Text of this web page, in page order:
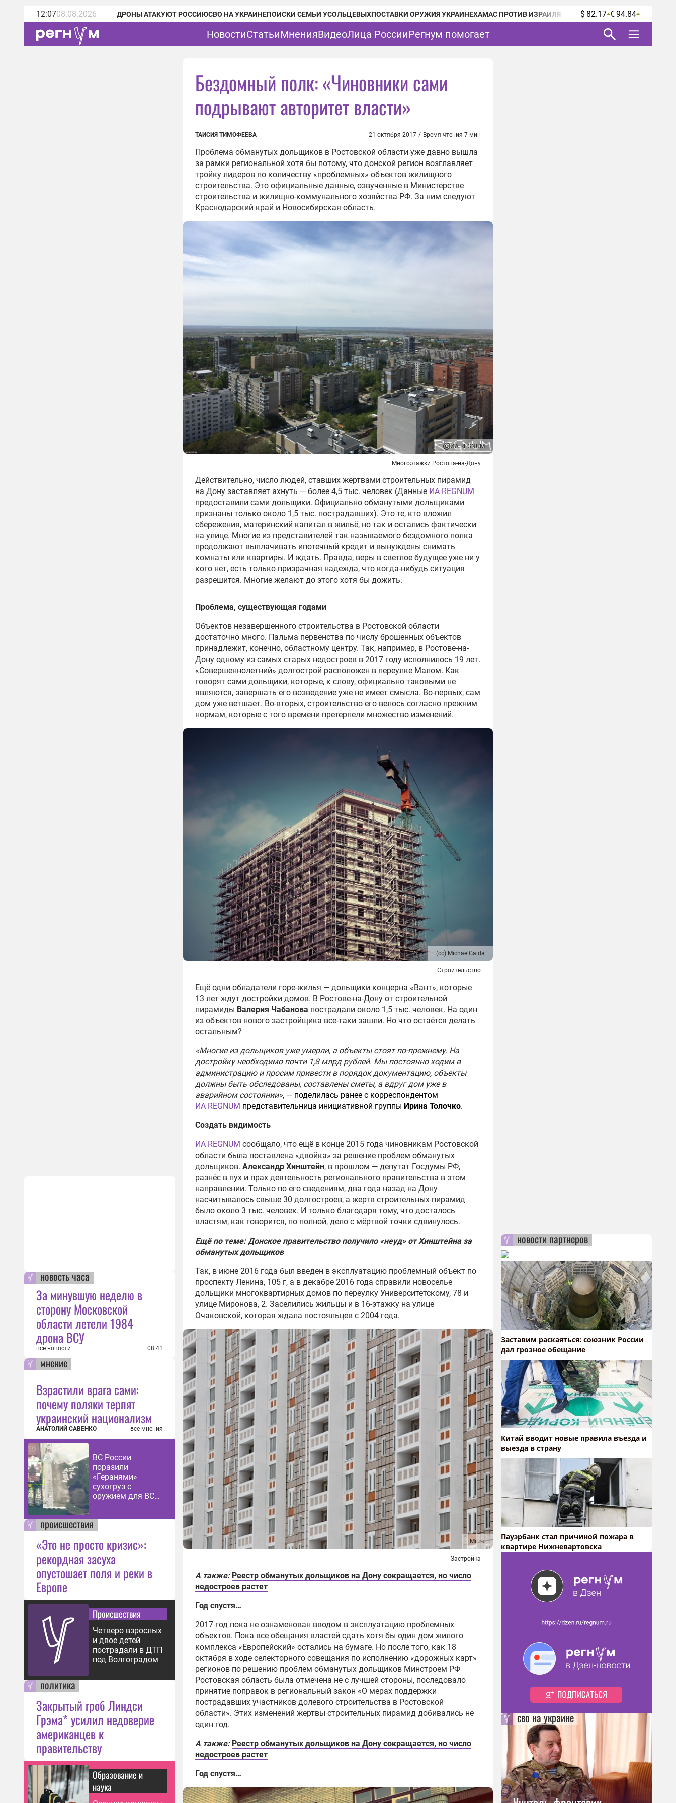
12:0708.08.2026 ДРОНЫ АТАКУЮТ РОССИЮСВО НА УКРАИНЕПОИСКИ СЕМЬИ УСОЛЬЦЕВЫХПОСТАВКИ ОРУЖИЯ УКРАИНЕХАМАС ПРОТИВ ИЗРАИЛЯ $ 82.17 € 94.84
НовостиСтатьиМненияВидеоЛица РоссииРегнум помогает
новость часа
За минувшую неделю в
сторону Московской
области летели 1984
дрона ВСУ
все новости 08:41
мнение
Взрастили врага сами:
почему поляки терпят
украинский национализм
АНАТОЛИЙ САВЕНКО все мнения
ВС России
поразили
«Геранями»
сухогруз с
оружием для ВСУ
происшествия
«Это не просто кризис»:
рекордная засуха
опустошает поля и реки в
Европе
Происшествия
Четверо взрослых
и двое детей
пострадали в ДТП
под Волгоградом
политика
Закрытый гроб Линдси
Грэма* усилил недоверие
американцев к
правительству
Образование и
наука
Бездомный полк: «Чиновники сами
подрывают авторитет власти»
ТАИСИЯ ТИМОФЕЕВА 21 октября 2017 / Время чтения 7 мин
Проблема обманутых дольщиков в Ростовской области уже давно вышла
за рамки региональной хотя бы потому, что донской регион возглавляет
тройку лидеров по количеству «проблемных» объектов жилищного
строительства. Это официальные данные, озвученные в Министерстве
строительства и жилищно-коммунального хозяйства РФ. За ним следуют
Краснодарский край и Новосибирская область.
ИА REGNUM
Многоэтажки Ростова-на-Дону
Действительно, число людей, ставших жертвами строительных пирамид
на Дону заставляет ахнуть — более 4,5 тыс. человек (Данные ИА REGNUM
предоставили сами дольщики. Официально обманутыми дольщиками
признаны только около 1,5 тыс. пострадавших). Это те, кто вложил
сбережения, материнский капитал в жильё, но так и остались фактически
на улице. Многие из представителей так называемого бездомного полка
продолжают выплачивать ипотечный кредит и вынуждены снимать
комнаты или квартиры. И ждать. Правда, веры в светлое будущее уже ни у
кого нет, есть только призрачная надежда, что когда-нибудь ситуация
разрешится. Многие желают до этого хотя бы дожить.
Проблема, существующая годами
Объектов незавершенного строительства в Ростовской области
достаточно много. Пальма первенства по числу брошенных объектов
принадлежит, конечно, областному центру. Так, например, в Ростове-на-
Дону одному из самых старых недостроев в 2017 году исполнилось 19 лет.
«Совершеннолетний» долгострой расположен в переулке Малом. Как
говорят сами дольщики, которые, к слову, официально таковыми не
являются, завершать его возведение уже не имеет смысла. Во-первых, сам
дом уже ветшает. Во-вторых, строительство его велось согласно прежним
нормам, которые с того времени претерпели множество изменений.
(сс) MichaelGaida
Строительство
Ещё одни обладатели горе-жилья — дольщики концерна «Вант», которые
13 лет ждут достройки домов. В Ростове-на-Дону от строительной
пирамиды Валерия Чабанова пострадали около 1,5 тыс. человек. На один
из объектов нового застройщика все-таки зашли. Но что остаётся делать
остальным?
«Многие из дольщиков уже умерли, а объекты стоят по-прежнему. На
достройку необходимо почти 1,8 млрд рублей. Мы постоянно ходим в
администрацию и просим привести в порядок документацию, объекты
должны быть обследованы, составлены сметы, а вдруг дом уже в
аварийном состоянии», — поделилась ранее с корреспондентом
ИА REGNUM представительница инициативной группы Ирина Толочко.
Создать видимость
ИА REGNUM сообщало, что ещё в конце 2015 года чиновникам Ростовской
области была поставлена «двойка» за решение проблем обманутых
дольщиков. Александр Хинштейн, в прошлом — депутат Госдумы РФ,
разнёс в пух и прах деятельность регионального правительства в этом
направлении. Только по его сведениям, два года назад на Дону
насчитывалось свыше 30 долгостроев, а жертв строительных пирамид
было около 3 тыс. человек. И только благодаря тому, что досталось
властям, как говорится, по полной, дело с мёртвой точки сдвинулось.
Ещё по теме:Донское правительство получило «неуд» от Хинштейна за
обманутых дольщиков
Так, в июне 2016 года был введен в эксплуатацию проблемный объект по
проспекту Ленина, 105 г, а в декабре 2016 года справили новоселье
дольщики многоквартирных домов по переулку Университетскому, 78 и
улице Миронова, 2. Заселились жильцы и в 16-этажку на улице
Очаковской, которая ждала постояльцев с 2004 года.
Mil.ru
Застройка
А также: Реестр обманутых дольщиков на Дону сокращается, но число
недостроев растет
Год спустя…
2017 год пока не ознаменован вводом в эксплуатацию проблемных
объектов. Пока все обещания властей сдать хотя бы один дом жилого
комплекса «Европейский» остались на бумаге. Но после того, как 18
октября в ходе селекторного совещания по исполнению «дорожных карт»
регионов по решению проблем обманутых дольщиков Минстроем РФ
Ростовская область была отмечена не с лучшей стороны, последовало
принятие поправок в региональный закон «О мерах поддержки
пострадавших участников долевого строительства в Ростовской
области». Этих изменений жертвы строительных пирамид добивались не
один год.
А также: Реестр обманутых дольщиков на Дону сокращается, но число
недостроев растет
Год спустя…
новости партнеров
Заставим раскаяться: союзник России
дал грозное обещание
Китай вводит новые правила въезда и
выезда в страну
Пауэрбанк стал причиной пожара в
квартире Нижневартовска
сво на украине